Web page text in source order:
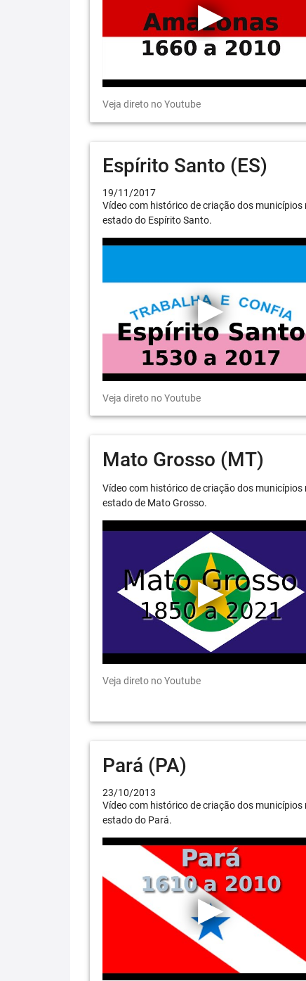
Veja direto no Youtube
Espírito Santo (ES)
19/11/2017
Vídeo com histórico de criação dos municípios
estado do Espírito Santo.
Veja direto no Youtube
Mato Grosso (MT)
Vídeo com histórico de criação dos municípios
estado de Mato Grosso.
Veja direto no Youtube
Pará (PA)
23/10/2013
Vídeo com histórico de criação dos municípios
estado do Pará.